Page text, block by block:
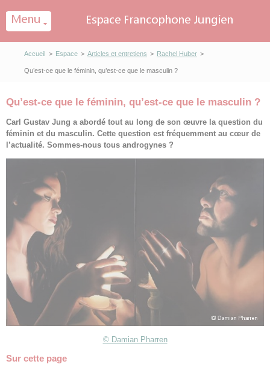
Accueil > Espace > Articles et entretiens > Rachel Huber >
Qu’est-ce que le féminin, qu’est-ce que le masculin ?
Qu’est-ce que le féminin, qu’est-ce que le masculin ?
Carl Gustav Jung a abordé tout au long de son œuvre la question du
féminin et du masculin. Cette question est fréquemment au cœur de
l’actualité. Sommes-nous tous androgynes ?
© Damian Pharren
Sur cette page